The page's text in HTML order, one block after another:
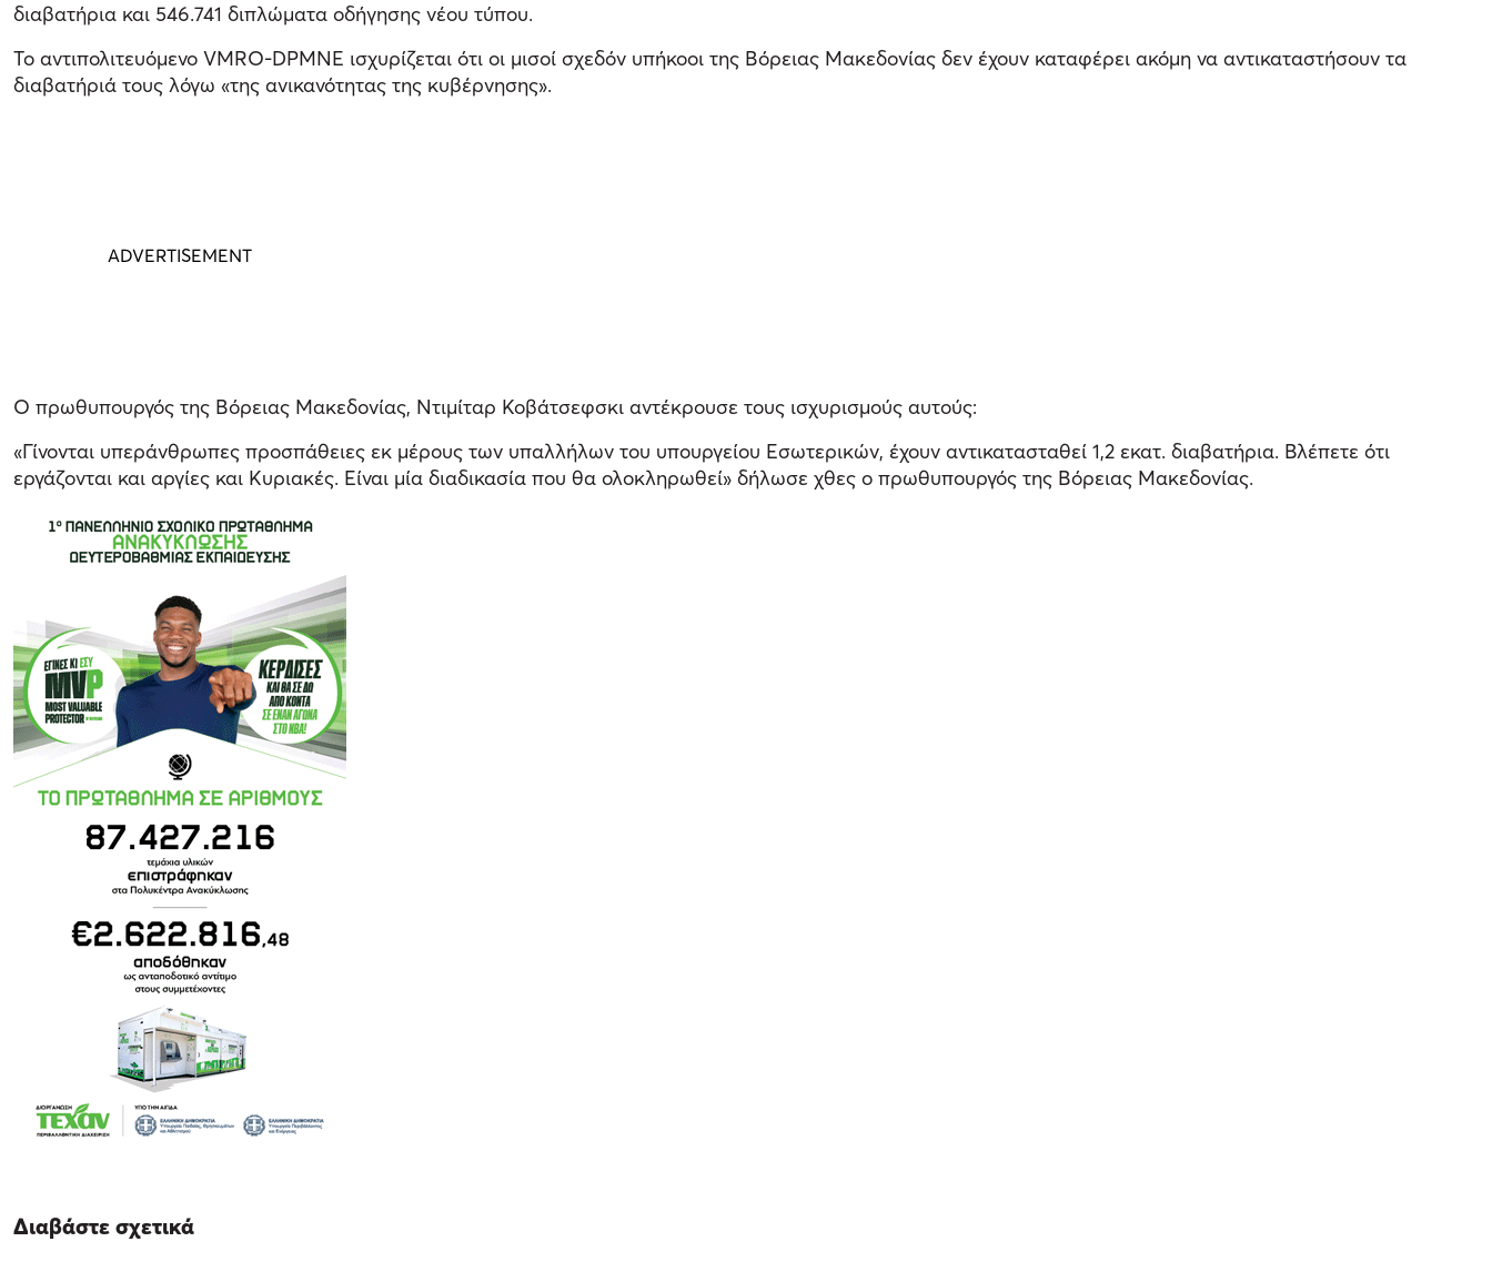
διαβατήρια και 546.741 διπλώματα οδήγησης νέου τύπου.
Το αντιπολιτευόμενο VMRO-DPMNE ισχυρίζεται ότι οι μισοί σχεδόν υπήκοοι της Βόρειας Μακεδονίας δεν έχουν καταφέρει ακόμη να αντικαταστήσουν τα
διαβατήριά τους λόγω «της ανικανότητας της κυβέρνησης».
Ο πρωθυπουργός της Βόρειας Μακεδονίας, Ντιμίταρ Κοβάτσεφσκι αντέκρουσε τους ισχυρισμούς αυτούς:
«Γίνονται υπεράνθρωπες προσπάθειες εκ μέρους των υπαλλήλων του υπουργείου Εσωτερικών, έχουν αντικατασταθεί 1,2 εκατ. διαβατήρια. Βλέπετε ότι
εργάζονται και αργίες και Κυριακές. Είναι μία διαδικασία που θα ολοκληρωθεί» δήλωσε χθες ο πρωθυπουργός της Βόρειας Μακεδονίας.
Διαβάστε σχετικά